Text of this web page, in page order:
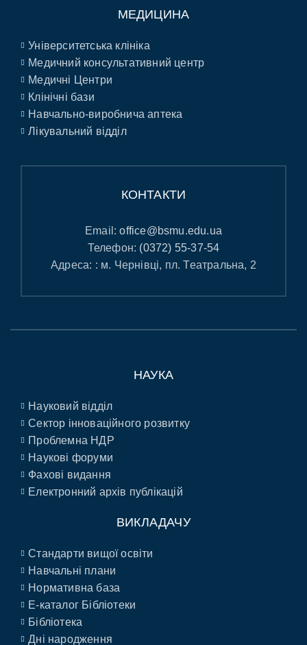
МЕДИЦИНА
Університетська клініка
Медичний консультативний центр
Медичні Центри
Клінічні бази
Навчально-виробнича аптека
Лікувальний відділ
КОНТАКТИ
Email:office@bsmu.edu.ua
Телефон: (0372) 55-37-54
Адреса: : м. Чернівці, пл. Театральна, 2
НАУКА
Науковий відділ
Сектор інноваційного розвитку
Проблемна НДР
Наукові форуми
Фахові видання
Електронний архів публікацій
ВИКЛАДАЧУ
Стандарти вищої освіти
Навчальні плани
Нормативна база
E-каталог Бібліотеки
Бібліотека
Дні народження